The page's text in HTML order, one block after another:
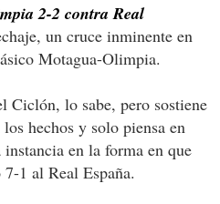
2-2 contra Real
un cruce inminente en
Motagua-Olimpia.
Ciclón, lo sabe, pero sostiene
hechos y solo piensa en
en la forma en que
1 al Real España.